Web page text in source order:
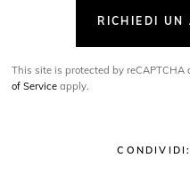
RICHIEDI UN
This site is protected by reCAPTCHA
of Service apply.
CONDIVIDI: